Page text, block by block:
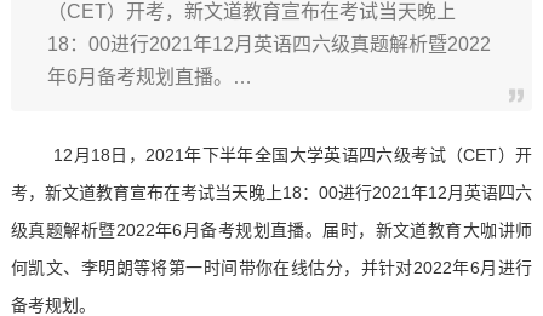
（CET）开考，新文道教育宣布在考试当天晚上
18：00进行2021年12月英语四六级真题解析暨2022
年6月备考规划直播。…
12月18日，2021年下半年全国大学英语四六级考试（CET）开
考，新文道教育宣布在考试当天晚上18：00进行2021年12月英语四六
级真题解析暨2022年6月备考规划直播。届时，新文道教育大咖讲师
何凯文、李明朗等将第一时间带你在线估分，并针对2022年6月进行
备考规划。